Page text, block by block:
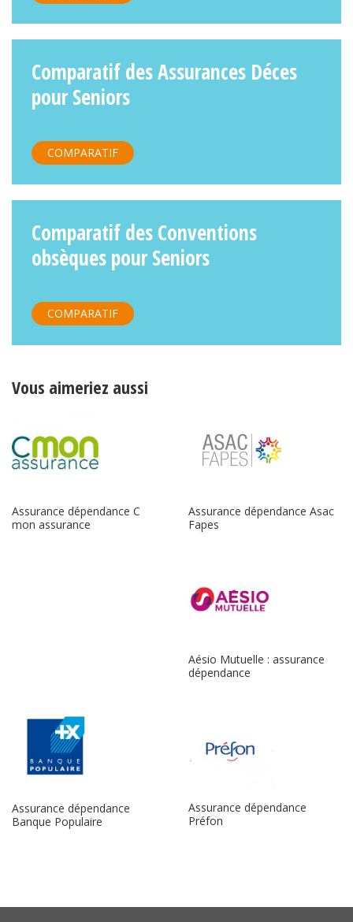
Comparatif des Assurances Déces
pour Seniors
COMPARATIF
Comparatif des Conventions
obsèques pour Seniors
COMPARATIF
Vous aimeriez aussi
Assurance dépendance C
mon assurance
Assurance dépendance Asac
Fapes
Aésio Mutuelle : assurance
dépendance
Assurance dépendance
Banque Populaire
Assurance dépendance
Préfon